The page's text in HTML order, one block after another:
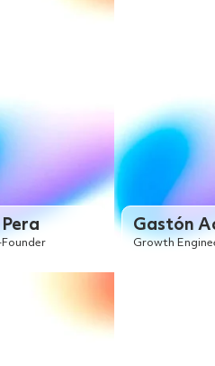
Gastón
Growth